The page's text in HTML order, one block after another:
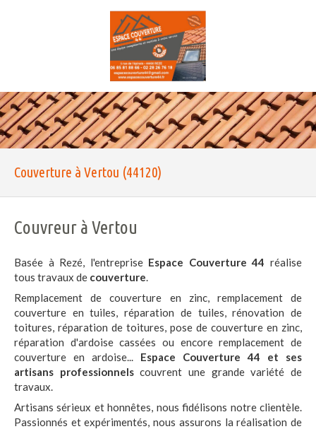
Couverture à Vertou (44120)
Couvreur à Vertou
Basée à Rezé, l'entreprise Espace Couverture 44 réalise
tous travaux de couverture.
Remplacement de couverture en zinc, remplacement de
couverture en tuiles, réparation de tuiles, rénovation de
toitures, réparation de toitures, pose de couverture en zinc,
réparation d'ardoise cassées ou encore remplacement de
couverture en ardoise... Espace Couverture 44 et ses
artisans professionnelscouvrent une grande variété de
travaux.
Artisans sérieux et honnêtes, nous fidélisons notre clientèle.
Passionnés et expérimentés, nous assurons la réalisation de